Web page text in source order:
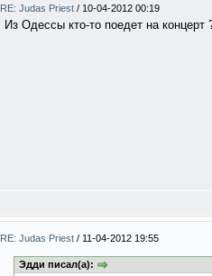
RE: Judas Priest / 10-04-2012 00:19
Из Одессы кто-то поедет на
RE: Judas Priest / 11-04-2012 19:55
Эдди писал(а):